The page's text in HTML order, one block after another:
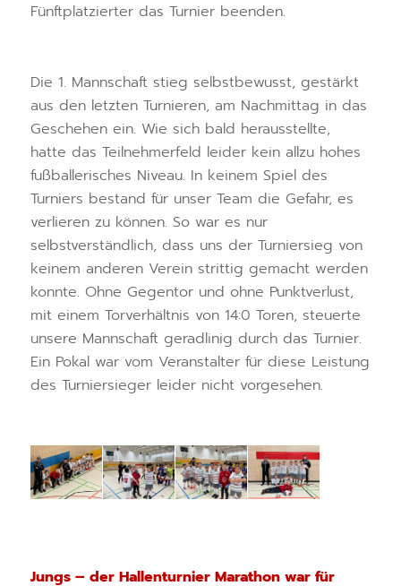
Fünftplatzierter das Turnier beenden.
Die 1. Mannschaft stieg selbstbewusst, gestärkt
aus den letzten Turnieren, am Nachmittag in das
Geschehen ein. Wie sich bald herausstellte,
hatte das Teilnehmerfeld leider kein allzu hohes
fußballerisches Niveau. In keinem Spiel des
Turniers bestand für unser Team die Gefahr, es
verlieren zu können. So war es nur
selbstverständlich, dass uns der Turniersieg von
keinem anderen Verein strittig gemacht werden
konnte. Ohne Gegentor und ohne Punktverlust,
mit einem Torverhältnis von 14:0 Toren, steuerte
unsere Mannschaft geradlinig durch das Turnier.
Ein Pokal war vom Veranstalter für diese Leistung
des Turniersieger leider nicht vorgesehen.
Jungs – der Hallenturnier Marathon war für